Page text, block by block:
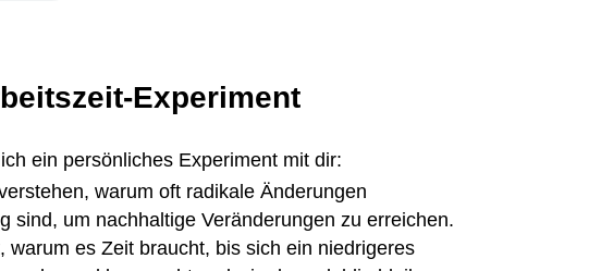
Experiment
ein persönliches Experiment mit dir:
warum oft radikale Änderungen
sind, um nachhaltige Veränderungen zu erreichen.
warum es Zeit braucht, bis sich ein niedrigeres